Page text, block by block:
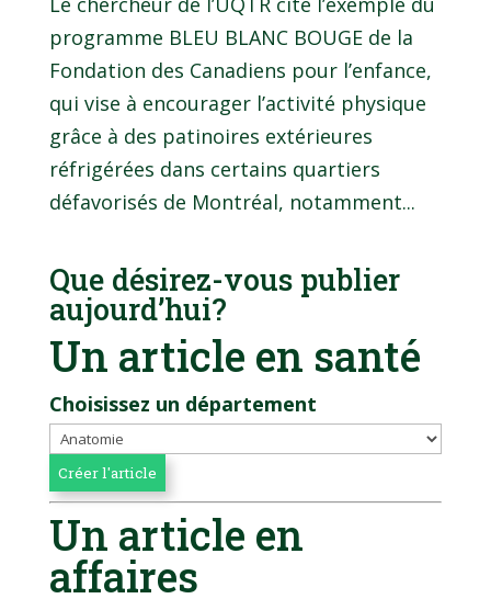
programme BLEU BLANC BOUGE de la
Fondation des Canadiens pour l’enfance,
qui vise à encourager l’activité physique
grâce à des patinoires extérieures
réfrigérées dans certains quartiers
défavorisés de Montréal, notamment...
Que désirez-vous publier
aujourd’hui?
Un article en santé
Choisissez un département
Un article en
affaires